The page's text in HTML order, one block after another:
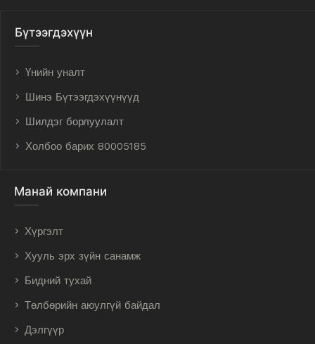
Бүтээгдэхүүн
Үнийн уналт
Шинэ Бүтээгдэхүүнүүд
Шилдэг борлуулалт
Холбоо барих 80005185
Манай компани
Хүргэлт
Хууль эрх зүйн санамж
Бидний тухай
Төлбөрийн аюулгүй байдал
Дэлгүүр